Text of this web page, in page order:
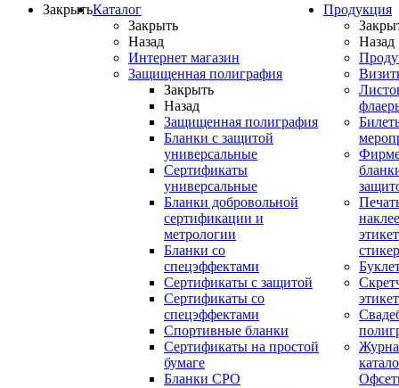
ЗакрытьКаталог
Закрыть
Назад
Интернет магазин
Защищенная полиграфия
Закрыть
Назад
Защищенная полиграфия
Бланки с защитой
универсальные
Сертификаты
универсальные
Бланки добровольной
сертификации и
метрологии
Бланки со
спецэффектами
Сертификаты с защитой
Сертификаты со
спецэффектами
Спортивные бланки
Cертификаты на простой
бумаге
Бланки СРО
Продукция
Назад